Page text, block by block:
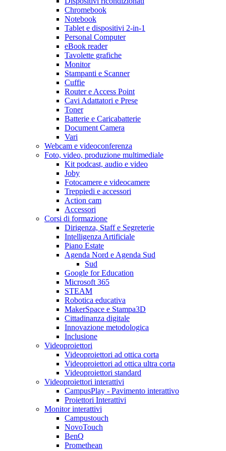
Chromebook
Notebook
Tablet e dispositivi 2-in-1
Personal Computer
eBook reader
Tavolette grafiche
Monitor
Stampanti e Scanner
Cuffie
Router e Access Point
Cavi Adattatori e Prese
Toner
Batterie e Caricabatterie
Document Camera
Vari
Webcam e videoconferenza
Foto, video, produzione multimediale
Kit podcast, audio e video
Joby
Fotocamere e videocamere
Treppiedi e accessori
Action cam
Accessori
Corsi di formazione
Dirigenza, Staff e Segreterie
Intelligenza Artificiale
Piano Estate
Agenda Nord e Agenda Sud
Sud
Google for Education
Microsoft 365
STEAM
Robotica educativa
MakerSpace e Stampa3D
Cittadinanza digitale
Innovazione metodologica
Inclusione
Videoproiettori
Videoproiettori ad ottica corta
Videoproiettori ad ottica ultra corta
Videoproiettori standard
Videoproiettori interattivi
CampusPlay - Pavimento interattivo
Proiettori Interattivi
Monitor interattivi
Campustouch
NovoTouch
BenQ
Promethean